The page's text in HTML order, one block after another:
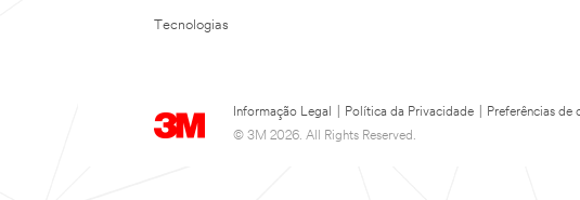
Tecnologias
Informação Legal Política da Privacidade
Preferências de
© 3M 2026. All Rights Reserved.